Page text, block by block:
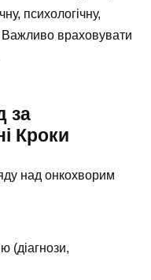
психологічну,
Важливо враховувати
за
Кроки
над онкохворим
(діагнози,